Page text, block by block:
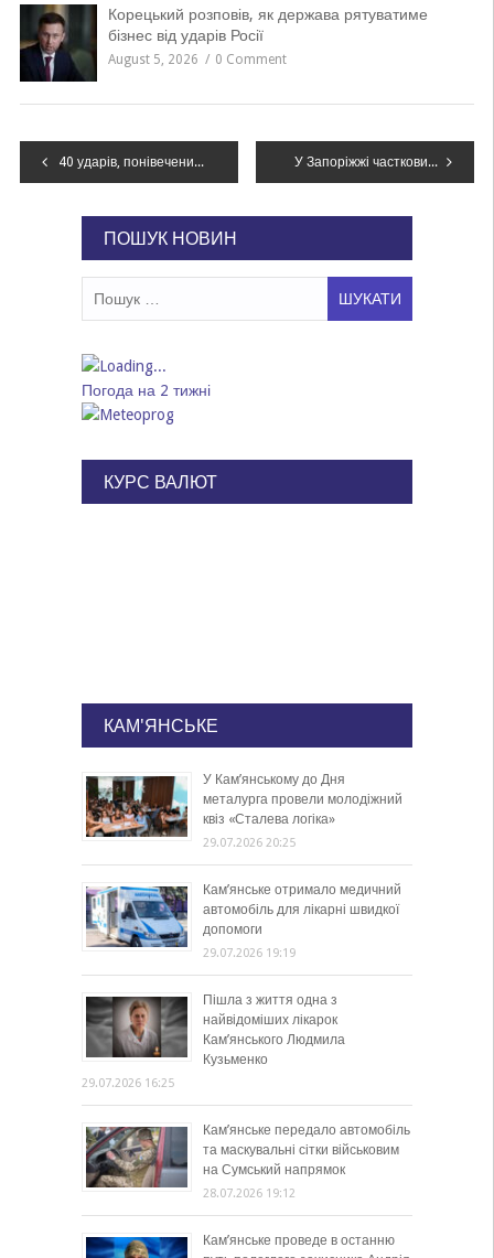
Корецький розповів, як держава рятуватиме
бізнес від ударів Росії
August 5, 2026 0 Comment
Навігація
40 ударів, понівечений цвинтар і 6 поранених: як минула доба на Дніпропетровщині У Запоріжжі частковий блекаут після атаки РФ
ПОШУК НОВИН
Погода на 2 тижні
КУРС ВАЛЮТ
КАМ'ЯНСЬКЕ
У Кам’янському до Дня
металурга провели молодіжний
квіз «Сталева логіка»
29.07.2026 20:25
Кам’янське отримало медичний
автомобіль для лікарні швидкої
допомоги
29.07.2026 19:19
Пішла з життя одна з
найвідоміших лікарок
Кам’янського Людмила
Кузьменко
29.07.2026 16:25
Кам’янське передало автомобіль
та маскувальні сітки військовим
на Сумський напрямок
28.07.2026 19:12
Кам’янське проведе в останню